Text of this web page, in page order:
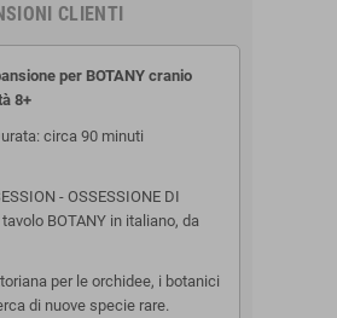
CLIENTI
per BOTANY cranio
8+
circa 90 minuti
- OSSESSIONE DI
BOTANY in italiano, da
per le orchidee, i botanici
di nuove specie rare.